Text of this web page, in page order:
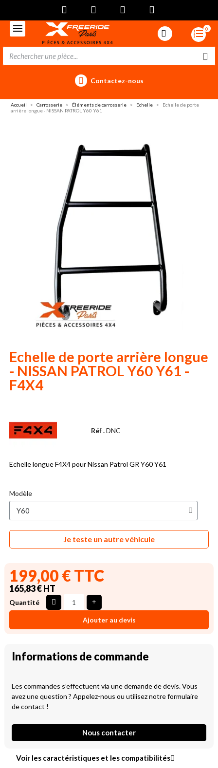
0
Contactez-nous
Accueil Carrosserie Éléments de carrosserie Echelle
Echelle de porte
arrière longue - NISSAN PATROL Y60 Y61
Echelle de porte arrière longue
- NISSAN PATROL Y60 Y61 -
F4X4
Réf .DNC
Echelle longue F4X4 pour Nissan Patrol GR Y60 Y61
Modèle
Je teste un autre véhicule
199,00 € TTC
165,83 € HT
Quantité
Ajouter au devis
Informations de commande
Les commandes s’effectuent via une demande de devis. Vous
avez une question ? Appelez-nous ou utilisez notre formulaire
de contact !
Nous contacter
Voir les caractéristiques et les compatibilités